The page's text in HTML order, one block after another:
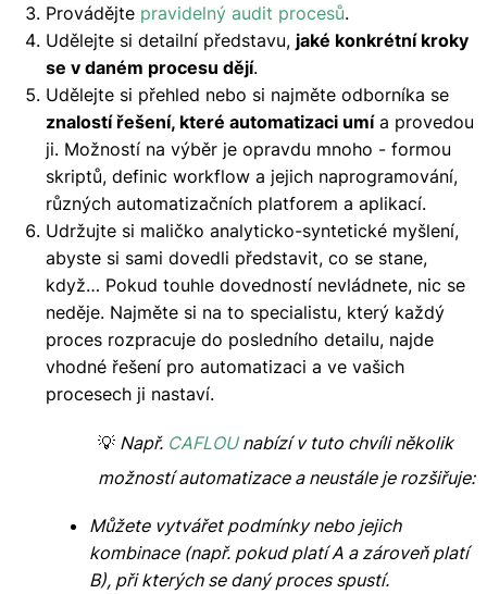
Provádějte pravidelný audit procesů.
Udělejte si detailní představu, jaké konkrétní kroky
se v daném procesu dějí.
Udělejte si přehled nebo si najměte odborníka se
znalostí řešení, které automatizaci umía provedou
ji. Možností na výběr je opravdu mnoho - formou
skriptů, definic workflow a jejich naprogramování,
různých automatizačních platforem a aplikací.
Udržujte si maličko analyticko-syntetické myšlení,
abyste si sami dovedli představit, co se stane,
když… Pokud touhle dovedností nevládnete, nic se
neděje. Najměte si na to specialistu, který každý
proces rozpracuje do posledního detailu, najde
vhodné řešení pro automatizaci a ve vašich
procesech ji nastaví.
💡 Např. CAFLOUnabízí v tuto chvíli několik
možností automatizace a neustále je rozšiřuje:
Můžete vytvářet podmínky nebo jejich
kombinace (např. pokud platí A a zároveň platí
B), při kterých se daný proces spustí.